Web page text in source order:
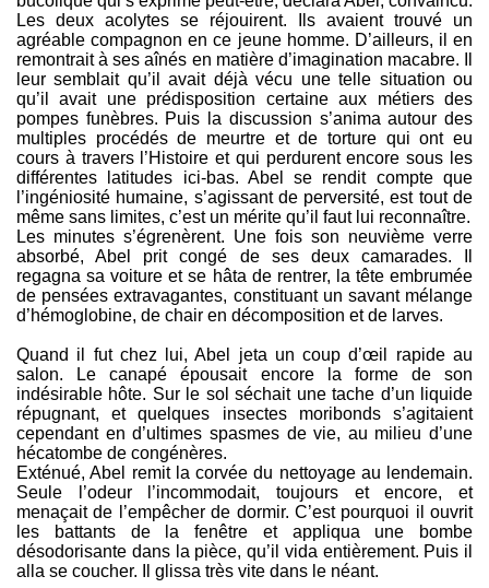
Les deux acolytes se réjouirent. Ils avaient trouvé un
agréable compagnon en ce jeune homme. D’ailleurs, il en
remontrait à ses aînés en matière d’imagination macabre. Il
leur semblait qu’il avait déjà vécu une telle situation ou
qu’il avait une prédisposition certaine aux métiers des
pompes funèbres. Puis la discussion s’anima autour des
multiples procédés de meurtre et de torture qui ont eu
cours à travers l’Histoire et qui perdurent encore sous les
différentes latitudes ici-bas. Abel se rendit compte que
l’ingéniosité humaine, s’agissant de perversité, est tout de
même sans limites, c’est un mérite qu’il faut lui reconnaître.
Les minutes s’égrenèrent. Une fois son neuvième verre
absorbé, Abel prit congé de ses deux camarades. Il
regagna sa voiture et se hâta de rentrer, la tête embrumée
de pensées extravagantes, constituant un savant mélange
d’hémoglobine, de chair en décomposition et de larves.
Quand il fut chez lui, Abel jeta un coup d’œil rapide au
salon. Le canapé épousait encore la forme de son
indésirable hôte. Sur le sol séchait une tache d’un liquide
répugnant, et quelques insectes moribonds s’agitaient
cependant en d’ultimes spasmes de vie, au milieu d’une
hécatombe de congénères.
Exténué, Abel remit la corvée du nettoyage au lendemain.
Seule l’odeur l’incommodait, toujours et encore, et
menaçait de l’empêcher de dormir. C’est pourquoi il ouvrit
les battants de la fenêtre et appliqua une bombe
désodorisante dans la pièce, qu’il vida entièrement. Puis il
alla se coucher. Il glissa très vite dans le néant.